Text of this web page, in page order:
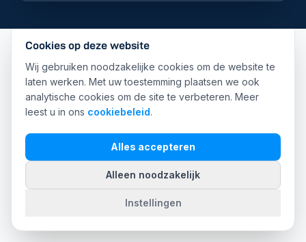
Cookies op deze website
Wij gebruiken noodzakelijke cookies om de website te
laten werken. Met uw toestemming plaatsen we ook
analytische cookies om de site te verbeteren. Meer
leest u in ons cookiebeleid.
Alles accepteren
Alleen noodzakelijk
Instellingen